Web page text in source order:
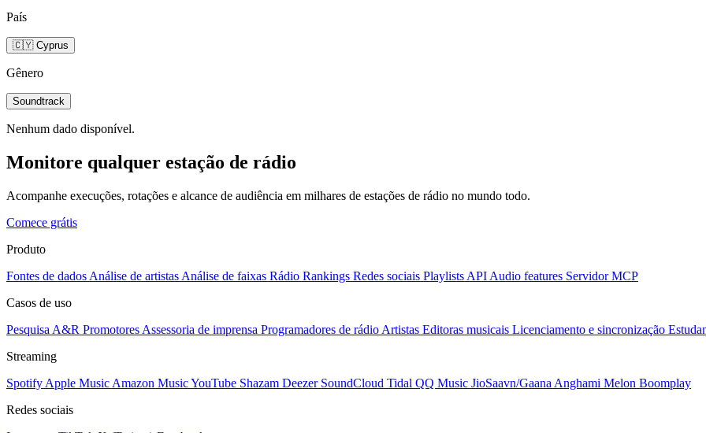
País
🇨🇾 Cyprus
Gênero
Soundtrack
Nenhum dado disponível.
Monitore qualquer estação de rádio
Acompanhe execuções, rotações e alcance de audiência em milhares de estações de rádio no mundo todo.
Comece grátis
Produto
Fontes de dados Análise de artistas Análise de faixas Rádio Rankings Redes sociais Playlists API Audio features Servidor MCP
Casos de uso
Pesquisa A&R Promotores Assessoria de imprensa Programadores de rádio Artistas Editoras musicais Licenciamento e sincronização
Streaming
Spotify Apple Music Amazon MusicYouTube Shazam Deezer SoundCloud Tidal QQ Music JioSaavn/Gaana Anghami Melon Boomplay
Redes sociais